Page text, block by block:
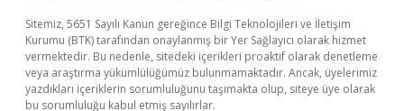
Sitemiz, 5651 Sayılı Kanun gereğince Bilgi Teknolojileri ve İletişim
Kurumu (BTK) tarafından onaylanmış bir Yer Sağlayıcı olarak hizmet
vermektedir. Bu nedenle, sitedeki içerikleri proaktif olarak denetleme
veya araştırma yükümlülüğümüz bulunmamaktadır. Ancak, üyelerimiz
yazdıkları içeriklerin sorumluluğunu taşımakta olup, siteye üye olarak
bu sorumluluğu kabul etmiş sayılırlar.